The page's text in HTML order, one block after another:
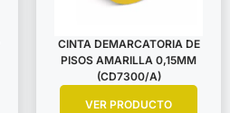
CINTA DEMARCATORIA DE
PISOS AMARILLA 0,15MM
(CD7300/A)
VER PRODUCTO